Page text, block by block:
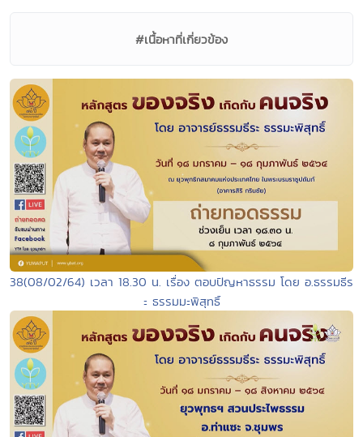
#เนื้อหาที่เกี่ยวข้อง
38(08/02/64) เวลา 18.30 น. เรื่อง ตอบปัญหาธรรม โดย อ.ธรรมธีร
ะ ธรรมมะพิสุทธิ์